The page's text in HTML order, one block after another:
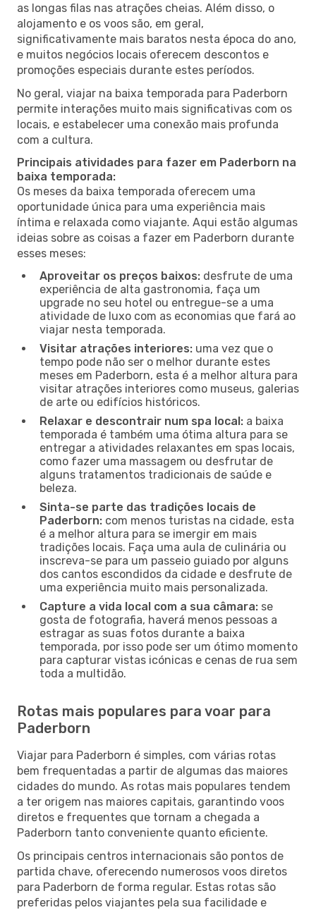
as longas filas nas atrações cheias. Além disso, o
alojamento e os voos são, em geral,
significativamente mais baratos nesta época do ano,
e muitos negócios locais oferecem descontos e
promoções especiais durante estes períodos.
No geral, viajar na baixa temporada para Paderborn
permite interações muito mais significativas com os
locais, e estabelecer uma conexão mais profunda
com a cultura.
Principais atividades para fazer em Paderborn na
baixa temporada:
Os meses da baixa temporada oferecem uma
oportunidade única para uma experiência mais
íntima e relaxada como viajante. Aqui estão algumas
ideias sobre as coisas a fazer em Paderborn durante
esses meses:
Aproveitar os preços baixos: desfrute de uma
experiência de alta gastronomia, faça um
upgrade no seu hotel ou entregue-se a uma
atividade de luxo com as economias que fará ao
viajar nesta temporada.
Visitar atrações interiores: uma vez que o
tempo pode não ser o melhor durante estes
meses em Paderborn, esta é a melhor altura para
visitar atrações interiores como museus, galerias
de arte ou edifícios históricos.
Relaxar e descontrair num spa local: a baixa
temporada é também uma ótima altura para se
entregar a atividades relaxantes em spas locais,
como fazer uma massagem ou desfrutar de
alguns tratamentos tradicionais de saúde e
beleza.
Sinta-se parte das tradições locais de
Paderborn: com menos turistas na cidade, esta
é a melhor altura para se imergir em mais
tradições locais. Faça uma aula de culinária ou
inscreva-se para um passeio guiado por alguns
dos cantos escondidos da cidade e desfrute de
uma experiência muito mais personalizada.
Capture a vida local com a sua câmara: se
gosta de fotografia, haverá menos pessoas a
estragar as suas fotos durante a baixa
temporada, por isso pode ser um ótimo momento
para capturar vistas icónicas e cenas de rua sem
toda a multidão.
Rotas mais populares para voar para
Paderborn
Viajar para Paderborn é simples, com várias rotas
bem frequentadas a partir de algumas das maiores
cidades do mundo. As rotas mais populares tendem
a ter origem nas maiores capitais, garantindo voos
diretos e frequentes que tornam a chegada a
Paderborn tanto conveniente quanto eficiente.
Os principais centros internacionais são pontos de
partida chave, oferecendo numerosos voos diretos
para Paderborn de forma regular. Estas rotas são
preferidas pelos viajantes pela sua facilidade e